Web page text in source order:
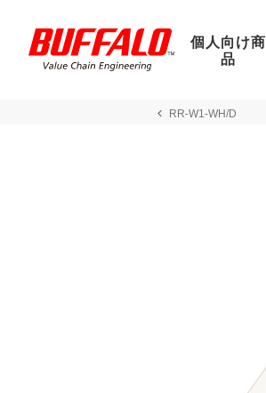
個人向け商
品
RR-W1-WH/D